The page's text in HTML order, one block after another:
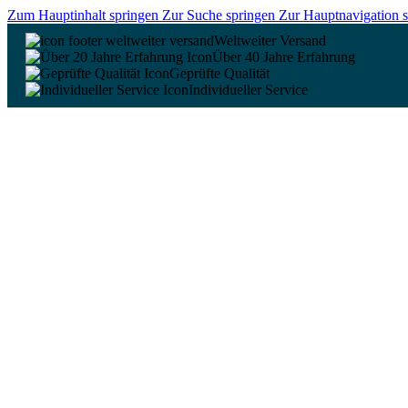
Zum Hauptinhalt springen Zur Suche springen Zur Hauptnavigation
Weltweiter Versand
Über 40 Jahre Erfahrung
Geprüfte Qualität
Individueller Service